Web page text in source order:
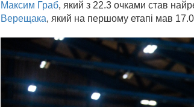
Максим Граб, який з 22.3 очками став
Верещака, який на першому етапі мав